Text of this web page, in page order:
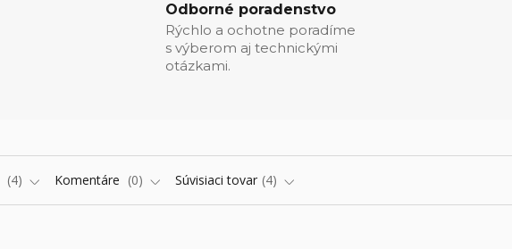
Odborné poradenstvo
Rýchlo a ochotne poradíme
s výberom aj technickými
otázkami.
4 Komentáre 0 Súvisiaci tovar 4